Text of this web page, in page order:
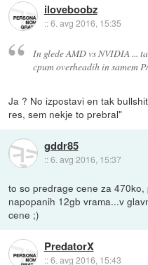
iloveboobz
::6. avg 2016, 15:35
In glede AMD vs NVIDIA ...
cpum overheadih in samem
Ja ? No izpostavi en tak
res, sem nekje to prebral"
gddr85
::6. avg 2016, 15:37
to so predrage cene za
napopanih 12gb vrama...v
cene ;)
PredatorX
::6. avg 2016, 15:43